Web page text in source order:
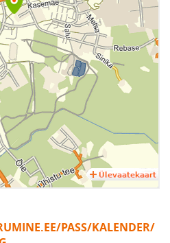
PASS/KALENDER/